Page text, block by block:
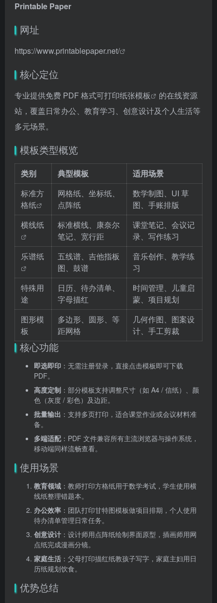
Printable Paper
网址
https://www.printablepaper.net/
核心定位
专业提供免费 PDF 格式可打印纸张模板
的在线资源
站，覆盖日常办公、教育学习、创意设计及个人生活等
多元场景。
模板类型概览
类别 典型模板
适用场景
标准方
格纸
网格纸、坐标纸、
点阵纸
数学制图、UI 草
图、手账排版
横线纸
标准横线、康奈尔
笔记、宽行距
课堂笔记、会议记
录、写作练习
乐谱纸
五线谱、吉他指板
图、鼓谱
音乐创作、教学练
习
特殊用
途
日历、待办清单、
字母描红
时间管理、儿童启
蒙、项目规划
图形模
板
多边形、圆形、等
距网格
几何作图、图案设
计、手工剪裁
核心功能
即选即印 ：无需注册登录，直接点击模板即可下载
PDF。
高度定制 ：部分模板支持调整尺寸（如 A4 / 信纸）、颜
色（灰度 / 彩色）及边距。
批量输出 ：支持多页打印，适合课堂作业或会议材料准
备。
多端适配：PDF 文件兼容所有主流浏览器与操作系统，
移动端同样流畅查看。
使用场景
教育领域 ：教师打印方格纸用于数学考试，学生使用横
线纸整理错题本。
办公效率 ：团队打印甘特图模板做项目排期，个人使用
待办清单管理日常任务。
创意设计 ：设计师用点阵纸绘制界面原型，插画师用网
点纸完成漫画分镜。
家庭生活 ：父母打印描红纸教孩子写字，家庭主妇用日
历纸规划饮食。
优势总结